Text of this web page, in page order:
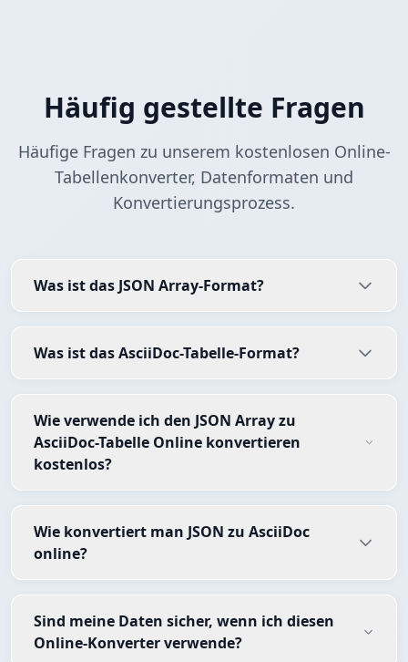
Häufig gestellte Fragen
Häufige Fragen zu unserem kostenlosen Online-
Tabellenkonverter, Datenformaten und
Konvertierungsprozess.
Was ist das JSON Array-Format?
Was ist das AsciiDoc-Tabelle-Format?
Wie verwende ich den JSON Array zu
AsciiDoc-Tabelle Online konvertieren
kostenlos?
Wie konvertiert man JSON zu AsciiDoc
online?
Sind meine Daten sicher, wenn ich diesen
Online-Konverter verwende?